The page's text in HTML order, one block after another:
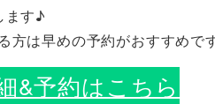
ます♪
は早めの予約がおすすめで
&予約はこちら